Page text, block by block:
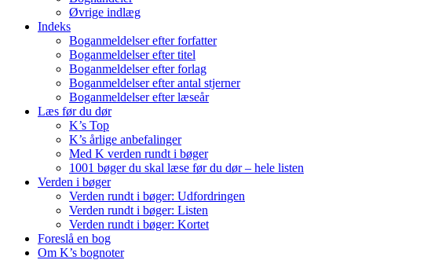
Øvrige indlæg
Indeks
Boganmeldelser efter forfatter
Boganmeldelser efter titel
Boganmeldelser efter forlag
Boganmeldelser efter antal stjerner
Boganmeldelser efter læseår
Læs før du dør
K’s Top
K’s årlige anbefalinger
Med K verden rundt i bøger
1001 bøger du skal læse før du dør – hele listen
Verden i bøger
Verden rundt i bøger: Udfordringen
Verden rundt i bøger: Listen
Verden rundt i bøger: Kortet
Foreslå en bog
Om K’s bognoter